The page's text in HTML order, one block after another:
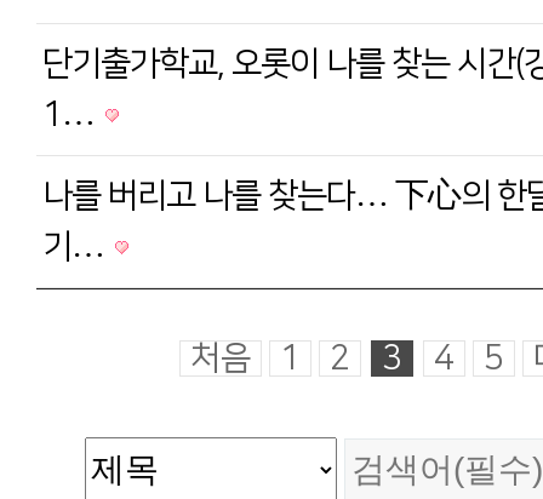
단기출가학교, 오롯이 나를 찾는 시간(
1…
나를 버리고 나를 찾는다… 下心의 한
기…
처음 1 2 3 4 5